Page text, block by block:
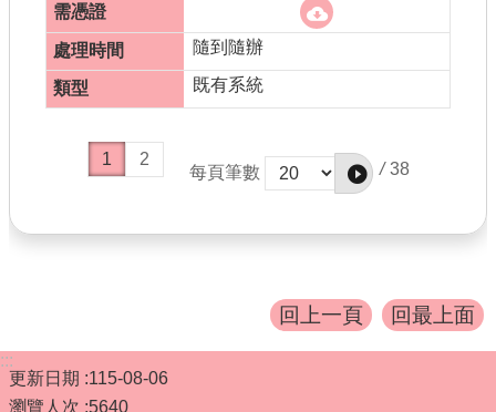
隨到隨辦
既有系統
1 2
每頁筆數 / 38
回上一頁 回最上面
:::
更新日期
115-08-06
瀏覽人次 5640